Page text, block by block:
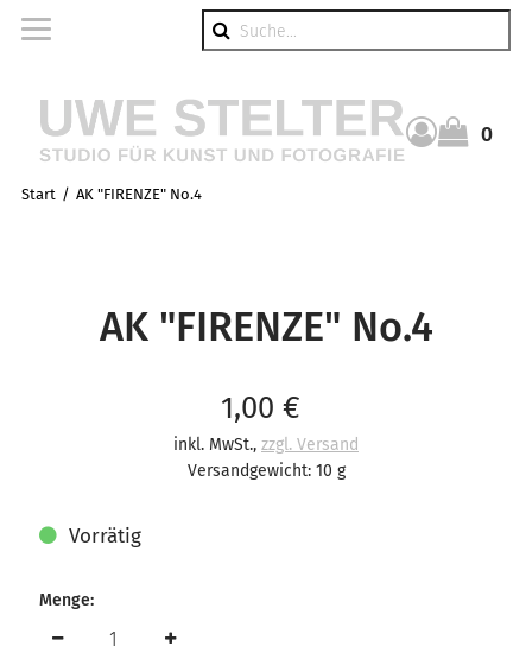
0
Start AK "FIRENZE" No.4
AK "FIRENZE" No.4
Verkaufspreis: 1,00 €
1,00 €
inkl. MwSt., zzgl. Versand
Versandgewicht: 10 g
Vorrätig
Menge: